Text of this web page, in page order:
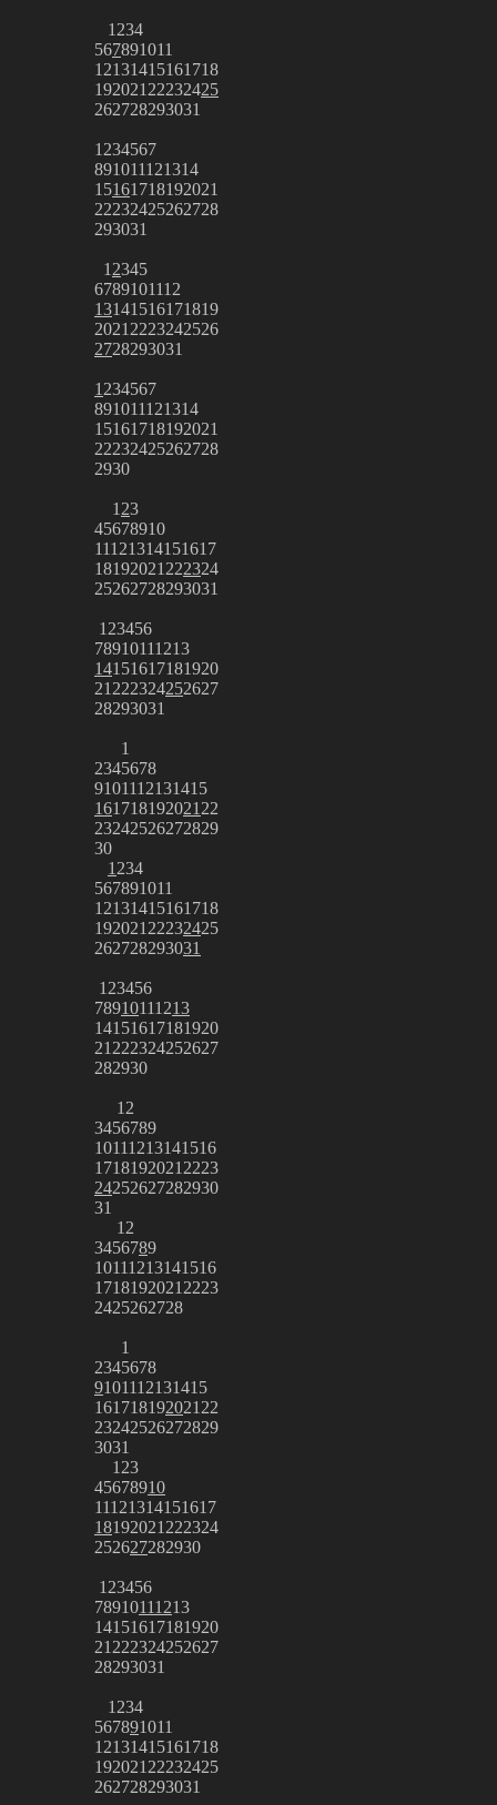
1 234
567891011
12131415161718
192021 22232425
262728293031
1 234567
891011121314
15161718192021
22232425262728
293031
1 2345
6789101112
13141516171819
2021 2223242526
2728293031
1 234567
891011121314
15161718192021
22232425262728
2930
1 23
45678910
11121314151617
18192021 222324
25262728293031
1 23456
78910111213
14151617181920
21 222324252627
28293031
1
2345678
9101112131415
161718192021 22
23242526272829
30
1 234
567891011
12131415161718
192021 22232425
262728293031
1 23456
78910111213
14151617181920
21 222324252627
282930
1 2
3456789
10111213141516
1718192021 2223
24252627282930
31
1 2
3456789
10111213141516
1718192021 2223
2425262728
1
2345678
9101112131415
161718192021 22
23242526272829
3031
1 23
45678910
11121314151617
18192021 222324
252627282930
1 23456
78910111213
14151617181920
21 222324252627
28293031
1 234
567891011
12131415161718
192021 22232425
262728293031